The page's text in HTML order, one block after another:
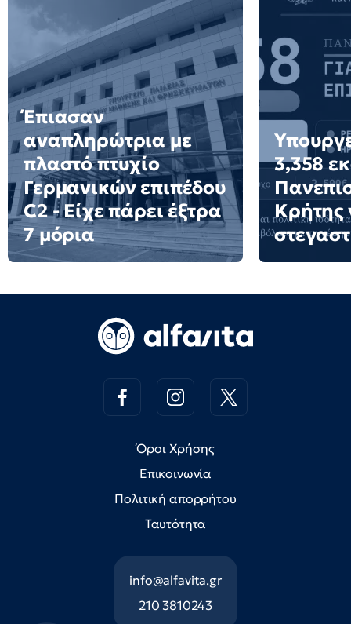
Έπιασαν
αναπληρώτρια με
πλαστό πτυχίο
Γερμανικών επιπέδου
C2 - Είχε πάρει έξτρα
7 μόρια
3,358
Κρήτης
Όροι Χρήσης
Επικοινωνία
Πολιτική απορρήτου
Ταυτότητα
info@alfavita.gr
210 3810243